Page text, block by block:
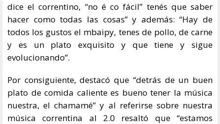
dice el correntino, “no é co fácil” tenés que saber
hacer como todas las cosas” y además: “Hay de
todos los gustos el mbaipy, tenes de pollo, de carne
y es un plato exquisito y que tiene y sigue
evolucionando”.
Por consiguiente, destacó que “detrás de un buen
plato de comida caliente es bueno tener la música
nuestra, el chamamé” y al referirse sobre nuestra
música correntina al 2.0 resaltó que “estamos